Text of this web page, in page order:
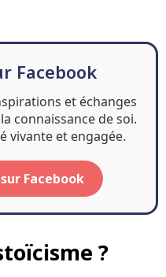
Facebook
et échanges
connaissance de soi.
vivante et engagée.
Facebook
?